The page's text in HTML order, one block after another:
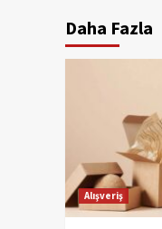
Daha Fazla
Alışveriş